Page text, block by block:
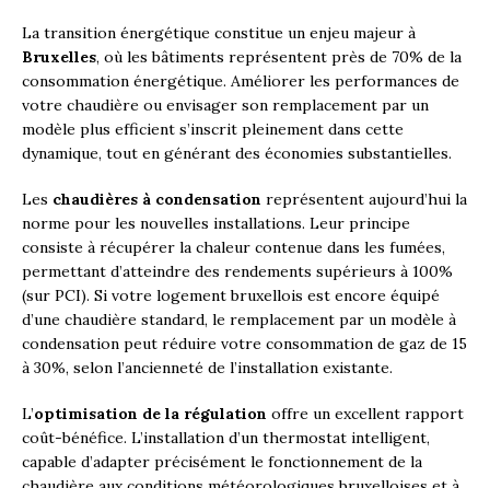
La transition énergétique constitue un enjeu majeur à
Bruxelles, où les bâtiments représentent près de 70% de la
consommation énergétique. Améliorer les performances de
votre chaudière ou envisager son remplacement par un
modèle plus efficient s’inscrit pleinement dans cette
dynamique, tout en générant des économies substantielles.
Les chaudières à condensation représentent aujourd’hui la
norme pour les nouvelles installations. Leur principe
consiste à récupérer la chaleur contenue dans les fumées,
permettant d’atteindre des rendements supérieurs à 100%
(sur PCI). Si votre logement bruxellois est encore équipé
d’une chaudière standard, le remplacement par un modèle à
condensation peut réduire votre consommation de gaz de 15
à 30%, selon l’ancienneté de l’installation existante.
L’optimisation de la régulation offre un excellent rapport
coût-bénéfice. L’installation d’un thermostat intelligent,
capable d’adapter précisément le fonctionnement de la